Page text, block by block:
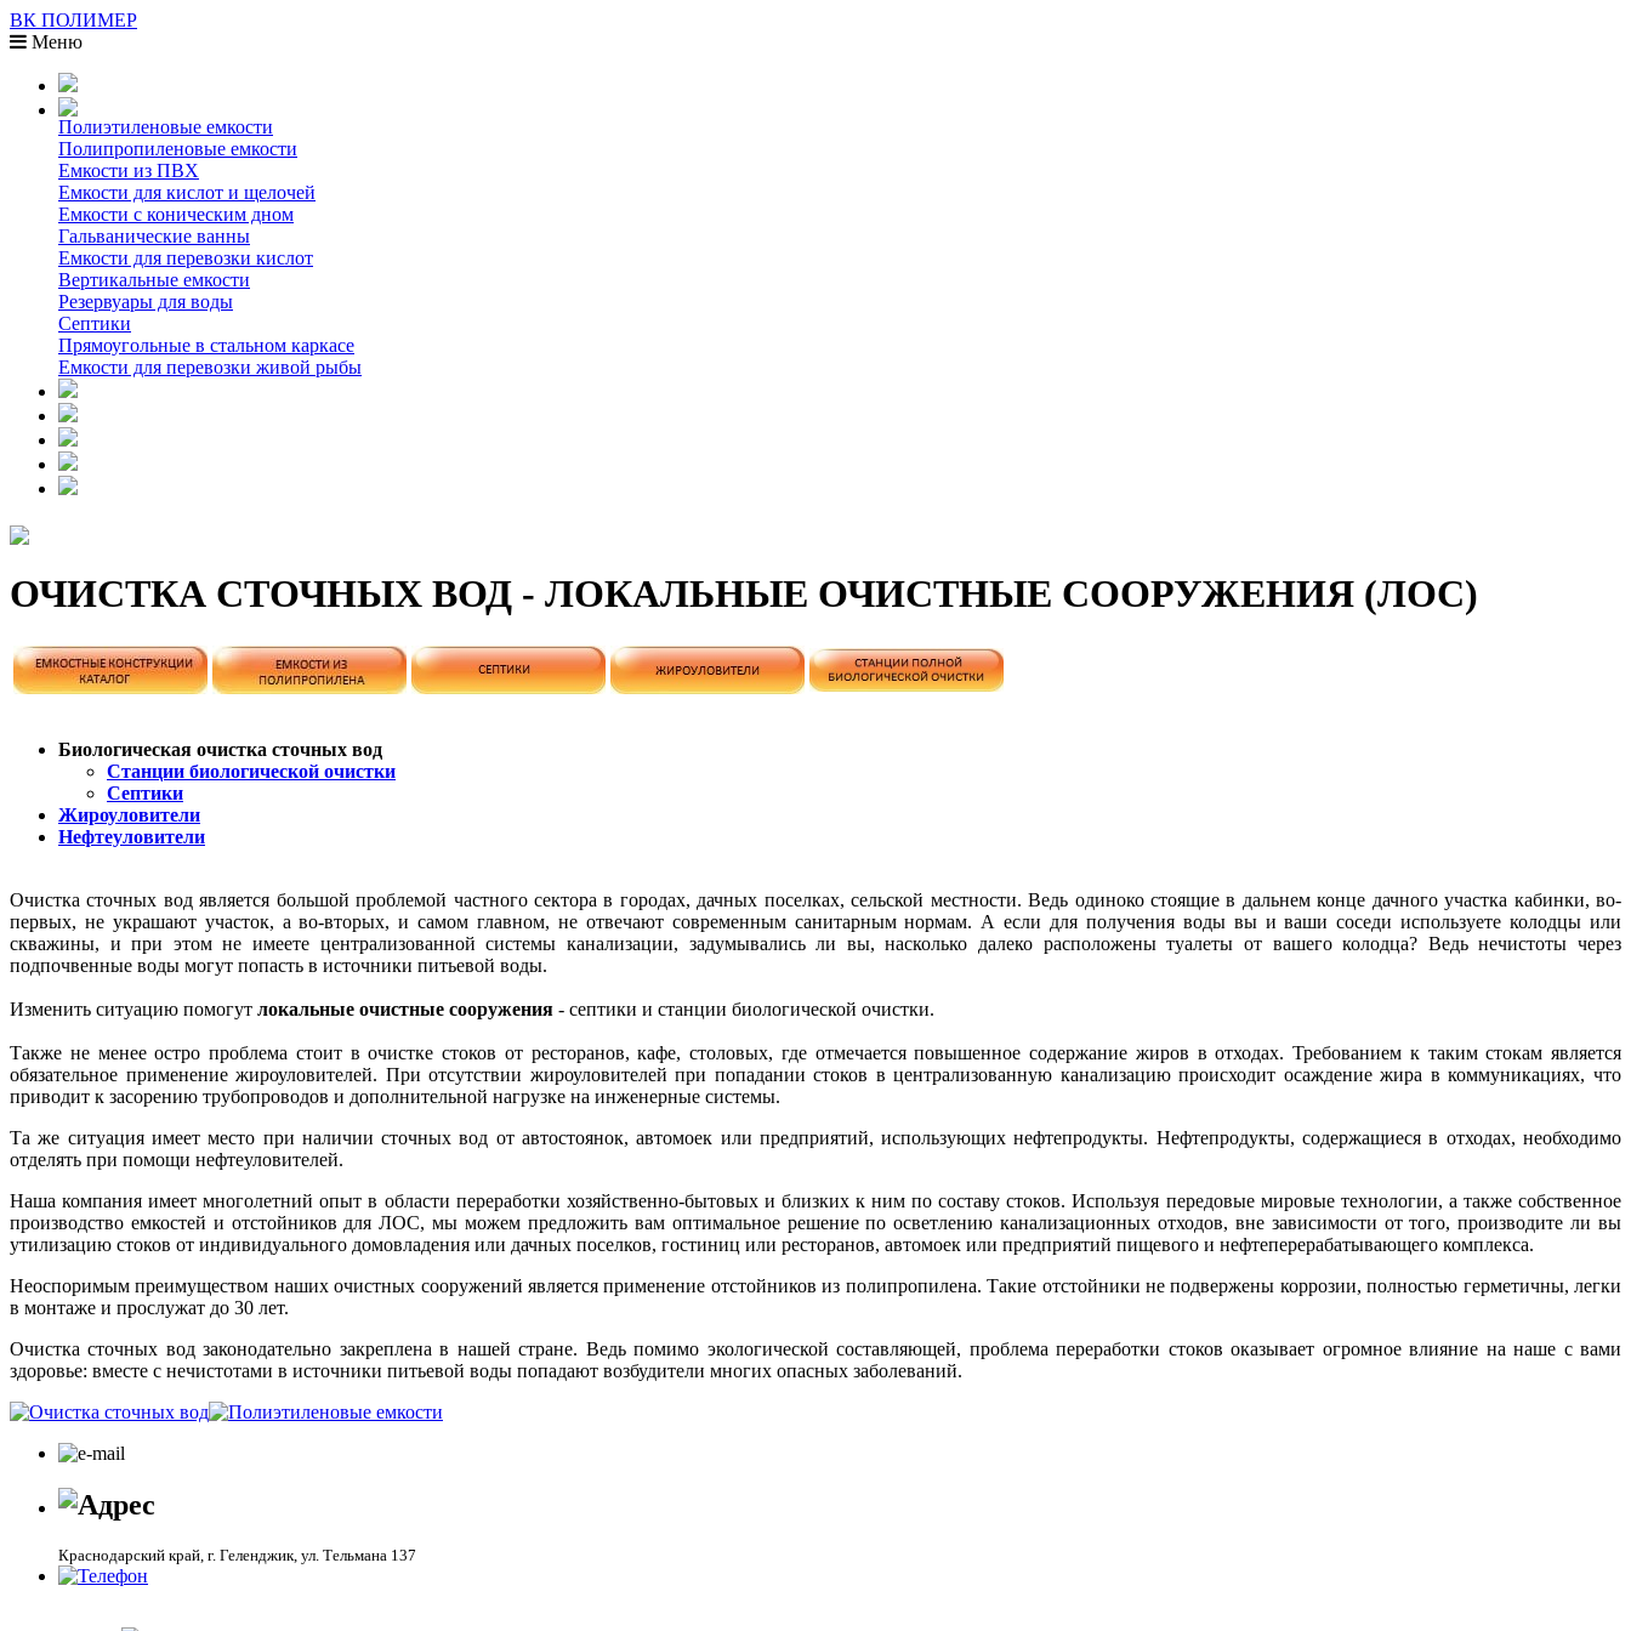
ВК ПОЛИМЕР
Меню
Полиэтиленовые емкости
Полипропиленовые емкости
Емкости из ПВХ
Емкости для кислот и щелочей
Емкости с коническим дном
Гальванические ванны
Емкости для перевозки кислот
Вертикальные емкости
Резервуары для воды
Септики
Прямоугольные в стальном каркасе
Емкости для перевозки живой рыбы
ОЧИСТКА СТОЧНЫХ ВОД - ЛОКАЛЬНЫЕ ОЧИСТНЫЕ СООРУЖЕНИЯ (ЛОС)
Биологическая очистка сточных вод
Станции биологической очистки
Септики
Жироуловители
Нефтеуловители
Очистка сточных вод является большой проблемой частного сектора в городах, дачных поселках, сельской местности. Ведь одиноко стоящие в дальнем конце дачного участка кабинки, во-
первых, не украшают участок, а во-вторых, и самом главном, не отвечают современным санитарным нормам. А если для получения воды вы и ваши соседи используете колодцы или
скважины, и при этом не имеете централизованной системы канализации, задумывались ли вы, насколько далеко расположены туалеты от вашего колодца? Ведь нечистоты через
подпочвенные воды могут попасть в источники питьевой воды.
Изменить ситуацию помогут локальные очистные сооружения - септики и станции биологической очистки.
Также не менее остро проблема стоит в очистке стоков от ресторанов, кафе, столовых, где отмечается повышенное содержание жиров в отходах. Требованием к таким стокам является
обязательное применение жироуловителей. При отсутствии жироуловителей при попадании стоков в централизованную канализацию происходит осаждение жира в коммуникациях, что
приводит к засорению трубопроводов и дополнительной нагрузке на инженерные системы.
Та же ситуация имеет место при наличии сточных вод от автостоянок, автомоек или предприятий, использующих нефтепродукты. Нефтепродукты, содержащиеся в отходах, необходимо
отделять при помощи нефтеуловителей.
Наша компания имеет многолетний опыт в области переработки хозяйственно-бытовых и близких к ним по составу стоков. Используя передовые мировые технологии, а также собственное
производство емкостей и отстойников для ЛОС, мы можем предложить вам оптимальное решение по осветлению канализационных отходов, вне зависимости от того, производите ли вы
утилизацию стоков от индивидуального домовладения или дачных поселков, гостиниц или ресторанов, автомоек или предприятий пищевого и нефтеперерабатывающего комплекса.
Неоспоримым преимуществом наших очистных сооружений является применение отстойников из полипропилена. Такие отстойники не подвержены коррозии, полностью герметичны, легки
в монтаже и прослужат до 30 лет.
Очистка сточных вод законодательно закреплена в нашей стране. Ведь помимо экологической составляющей, проблема переработки стоков оказывает огромное влияние на наше с вами
здоровье: вместе с нечистотами в источники питьевой воды попадают возбудители многих опасных заболеваний.
Краснодарский край, г. Геленджик, ул. Тельмана 137